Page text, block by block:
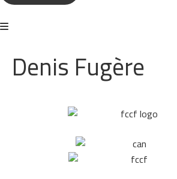
Denis Fugère